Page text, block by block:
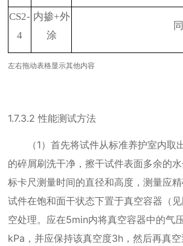
CS2-
4
内掺+外
涂
左右拖动表格显示其他内容
1.7.3.2性能测试方法
（1）首先将试件从标准养护室内取
的碎屑刷洗干净，擦干试件表面多余的
标卡尺测量时间的直径和高度，测量应
试件在饱和面干状态下置于真空容器（
空处理。应在5min内将真空容器中的气
kPa ，并应保持该真空度3h ，然后再真